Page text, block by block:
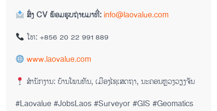
ສົ່ງ CV ພ້ອມຮູບຖ່າຍມາທີ່: info@laovalue.com
ໂທ: +856 20 22 991 889
www.laovalue.com
ສຳນັກງານ: ບ້ານໂພນທັນ, ເມືອງໄຊເສດຖາ, ນະຄອນຫຼວງວຽງຈັນ
#Laovalue #JobsLaos #Surveyor #GIS #Geomatics